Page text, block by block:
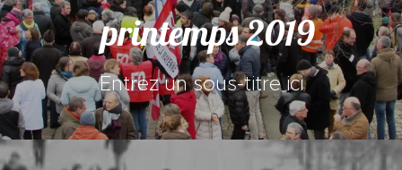
printemps 2019
Entrez un sous-titre ici